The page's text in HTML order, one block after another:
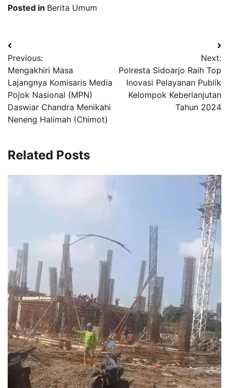
Posted in Berita Umum
Navigasi
pos
Previous:
Mengakhiri Masa
Lajangnya Komisaris Media
Pojok Nasional (MPN)
Daswiar Chandra Menikahi
Neneng Halimah (Chimot)
Next:
Polresta Sidoarjo Raih Top
Inovasi Pelayanan Publik
Kelompok Keberlanjutan
Tahun 2024
Related Posts